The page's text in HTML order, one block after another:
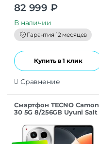
Оценка5.00
из 5
82 999 ₽
В наличии
Гарантия 12 месяцев
Купить в 1 клик
Сравнение
Смартфон TECNO Camon
30 5G 8/256GB Uyuni Salt